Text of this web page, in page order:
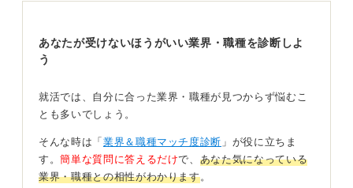
に原因があったかを見つけ、再発防止策を練るなど、そ
の業務は多岐にわたります。
物事を分析したり、仮説を立てたり、論理的に物事を考
えることが得意な人が向いていると言えるでしょう。
しかし実際は、会社から「いつまでに、これをこのよう
に改善しろ」と指示があっても、現場としては簡単には
できないこともよくあります。期限までに結果を出さな
あなたが受けないほうがいい業界・職種を診断しよ
う
就活では、自分に合った業界・職種が見つからず悩むこ
とも多いでしょう。
そんな時は「 業界＆職種マッチ度診断 」が役に立ちま
す。簡単な質問に答えるだけで、 あなた気になっている
業界・職種との相性がわかります。